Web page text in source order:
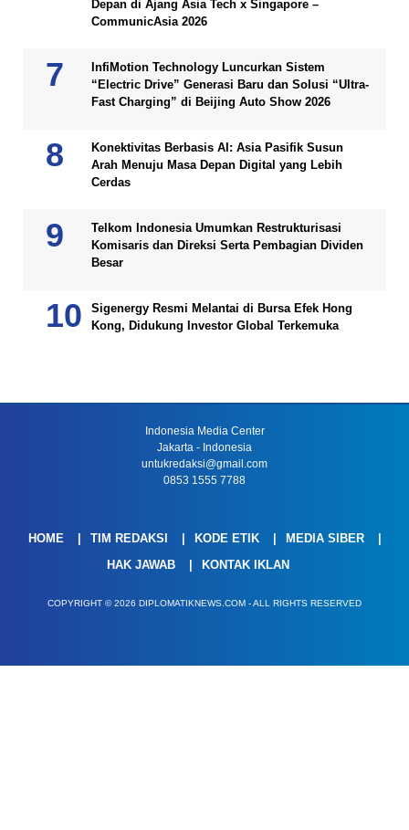
Depan di Ajang Asia Tech x Singapore –
CommunicAsia 2026
InfiMotion Technology Luncurkan Sistem
“Electric Drive” Generasi Baru dan Solusi “Ultra-
Fast Charging” di Beijing Auto Show 2026
Konektivitas Berbasis AI: Asia Pasifik Susun
Arah Menuju Masa Depan Digital yang Lebih
Cerdas
Telkom Indonesia Umumkan Restrukturisasi
Komisaris dan Direksi Serta Pembagian Dividen
Besar
Sigenergy Resmi Melantai di Bursa Efek Hong
Kong, Didukung Investor Global Terkemuka
Indonesia Media Center
Jakarta - Indonesia
untukredaksi@gmail.com
0853 1555 7788
HOME TIM REDAKSI KODE ETIK
MEDIA SIBER
HAK JAWAB
KONTAK IKLAN
COPYRIGHT © 2026 DIPLOMATIKNEWS.COM - ALL RIGHTS RESERVED